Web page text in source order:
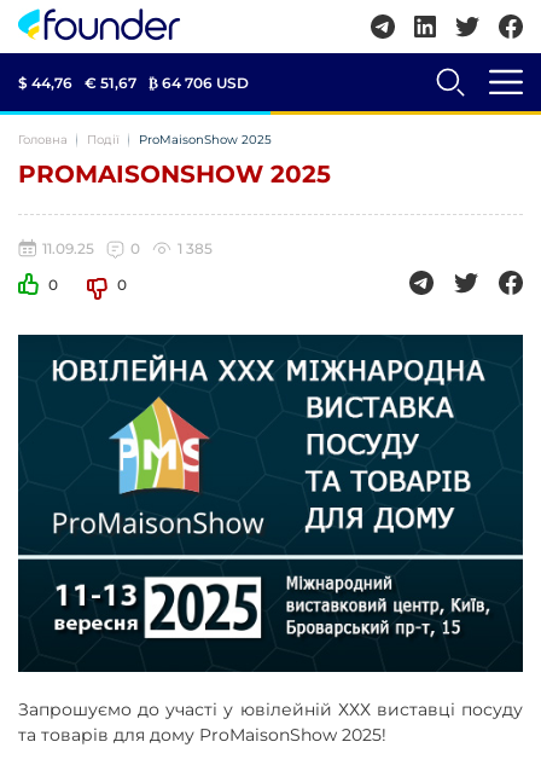
$ 44,76 € 51,67 ₿ 64 706 USD
Головна Події ProMaisonShow 2025
PROMAISONSHOW 2025
11.09.25 0
1 385
0
0
Запрошуємо до участі у ювілейній ХХХ виставці посуду
та товарів для дому ProMaisonShow 2025!